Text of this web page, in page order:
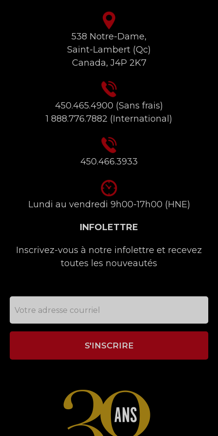
538 Notre-Dame,
Saint-Lambert (Qc)
Canada, J4P 2K7
450.465.4900 (Sans frais)
1 888.776.7882 (International)
450.466.3933
Lundi au vendredi 9h00-17h00 (HNE)
INFOLETTRE
Inscrivez-vous à notre infolettre et recevez
toutes les nouveautés